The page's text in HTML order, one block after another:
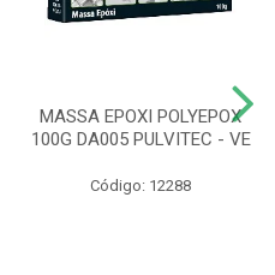
MASSA EPOXI POLYEPOX
100G DA005 PULVITEC - VE
Código: 12288